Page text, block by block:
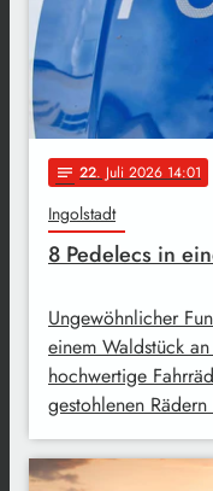
notes 22. Juli 2026 14:01
Ingolstadt
8 Pedelecs in
Ungewöhnlicher
einem Waldstück
hochwertige
gestohlenen